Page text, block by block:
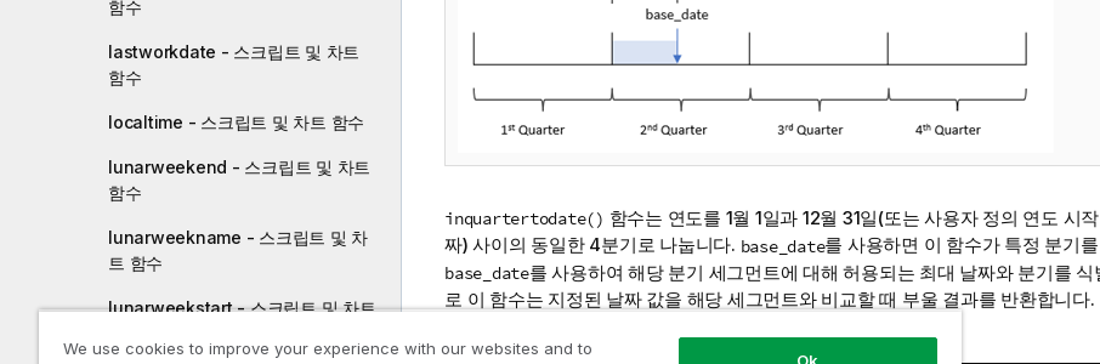
함수
lastworkdate - 스크립트 및 차트
함수
localtime - 스크립트 및 차트 함수
lunarweekend - 스크립트 및 차트
함수
lunarweekname - 스크립트 및 차
트 함수
lunarweekstart - 스크립트 및 차트
inquartertodate() 함수는 연도를 1월 1일과 12월 31일(또는 사용자 정의 연도 시
짜) 사이의 동일한 4분기로 나눕니다. base_date를 사용하면 이 함수가 특정 분기
base_date를 사용하여 해당 분기 세그먼트에 대해 허용되는 최대 날짜와 분기를 식
로 이 함수는 지정된 날짜 값을 해당 세그먼트와 비교할 때 부울 결과를 반환합니다.
인수
We use cookies to improve your experience with our websites and to